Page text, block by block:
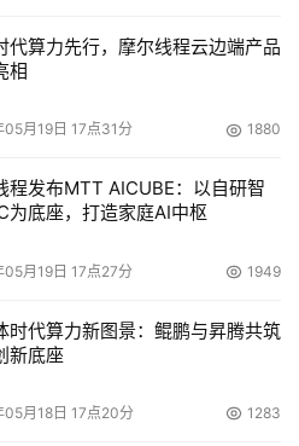
务，无缝对接数据与AI平台，实
让AI辅助医生完成高效诊断成为
向智慧化时代阔步迈进。
息化+智能化”结合的方式，帮助
MES系统的改造升级提供了全方
东方向智能化迈进的步伐。
于SDN的AD-WAN智能广域网
了自身业务发展的“第二次春
代算力先行，摩尔线程云边端产品
相
05月19日 17点31分 1880
程发布MTT AICUBE：以自研智
为底座，打造家庭AI中枢
05月19日 17点27分 1949
时代算力新图景：鲲鹏与昇腾共筑
新底座
05月18日 17点20分 1283